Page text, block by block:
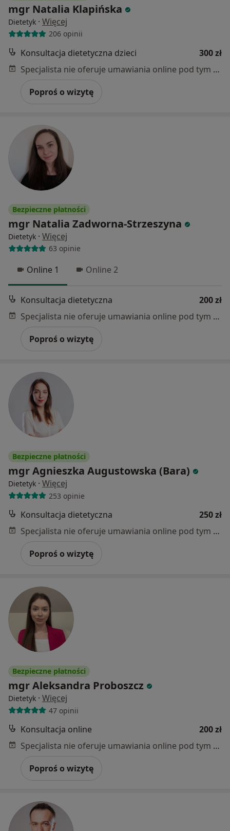
mgr Natalia Klapińska
Dietetyk · Więcej
206 opinii
Konsultacja dietetyczna dzieci
300 zł
Specjalista nie oferuje umawiania online pod tym adresem.
Poproś o wizytę
Bezpieczne płatności
mgr Natalia Zadworna-Strzeszyna
Dietetyk · Więcej
63 opinie
Online 1 Online 2
Konsultacja dietetyczna
200 zł
Specjalista nie oferuje umawiania online pod tym adresem.
Poproś o wizytę
Bezpieczne płatności
mgr Agnieszka Augustowska (Bara)
Dietetyk · Więcej
253 opinie
Konsultacja dietetyczna
250 zł
Specjalista nie oferuje umawiania online pod tym adresem.
Poproś o wizytę
Bezpieczne płatności
mgr Aleksandra Proboszcz
Dietetyk · Więcej
47 opinii
Konsultacja online
200 zł
Specjalista nie oferuje umawiania online pod tym adresem.
Poproś o wizytę